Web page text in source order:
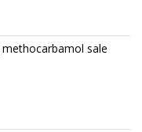
methocarbamol sale